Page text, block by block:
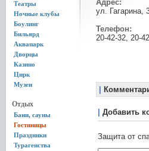
Театры
Ночные клубы
Боулинг
Бильярд
Аквапарк
Дворцы
Казино
Цирк
Музеи
Отдых
Бани, сауны
Гостиницы
Праздники
Турагенства
Адрес:
ул. Гагарина,
Телефон:
20-42-32, 20-
Добавить
Защита от